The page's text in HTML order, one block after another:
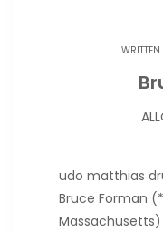
WRITTEN
udo matthias
Bruce Forman